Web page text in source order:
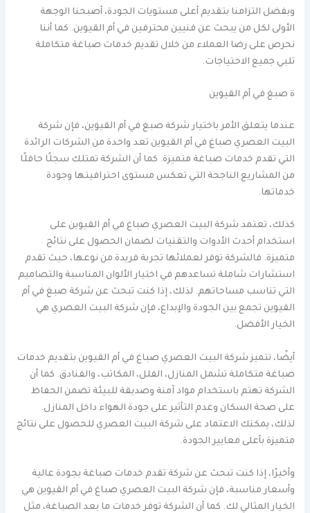
وبفضل التزامنا بتقديم أعلى مستويات الجودة، أصبحنا الوجهة
الأولى لكل من يبحث عن فنيين محترفين في أم القيوين. كما أننا
نحرص على رضا العملاء من خلال تقديم خدمات صباغة متكاملة
تلبي جميع الاحتياجات.
ة صبغ في أم القيوين
عندما يتعلق الأمر باختيار شركة صبغ في أم القيوين، فإن شركة
البيت العصري صباغ في أم القيوين تعد واحدة من الشركات الرائدة
التي تقدم خدمات صباغة متميزة. كما أن الشركة تمتلك سجلًا حافلًا
من المشاريع الناجحة التي تعكس مستوى احترافيتها وجودة
خدماتها.
كذلك، تعتمد شركة البيت العصري صباغ في أم القيوين على
استخدام أحدث الأدوات والتقنيات لضمان الحصول على نتائج
متميزة. فالشركة توفر لعملائها تجربة فريدة من نوعها، حيث تقدم
استشارات شاملة تساعدهم في اختيار الألوان المناسبة والتصاميم
التي تناسب مساحاتهم. لذلك، إذا كنت تبحث عن شركة صبغ في أم
القيوين تجمع بين الجودة والإبداع، فإن شركة البيت العصري هي
الخيار الأفضل.
أيضًا، تتميز شركة البيت العصري صباغ في أم القيوين بتقديم خدمات
صباغة متكاملة تشمل المنازل، الفلل، المكاتب، والفنادق. كما أن
الشركة تهتم باستخدام مواد آمنة وصديقة للبيئة تضمن الحفاظ
على صحة السكان وعدم التأثير على جودة الهواء داخل المنازل.
لذلك، يمكنك الاعتماد على شركة البيت العصري للحصول على نتائج
متميزة بأعلى معايير الجودة.
وأخيرًا، إذا كنت تبحث عن شركة تقدم خدمات صباغة بجودة عالية
وأسعار مناسبة، فإن شركة البيت العصري صباغ في أم القيوين هي
الخيار المثالي لك. كما أن الشركة توفر خدمات ما بعد الصباغة، مثل